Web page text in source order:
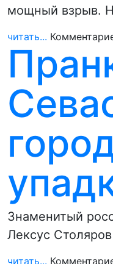
мощный взрыв.
читать...
Знаменитый
Лексус
читать...